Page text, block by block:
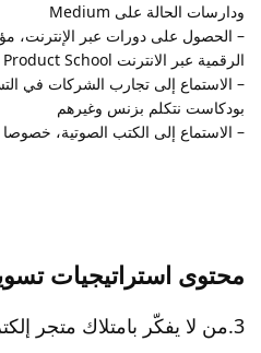
ودارسات الحالة على Medium
– الحصول على دورات عبر الإنترنت،
الرقمية عبر الانترنت Product School
– الاستماع إلى تجارب الشركات في
بودكاست نتكلم بزنس وغيرهم
– الاستماع إلى الكتب الصوتية،
محتوى استراتيجيات
3.من لا يفكّر بامتلاك متجر إلكتروني بعد؟